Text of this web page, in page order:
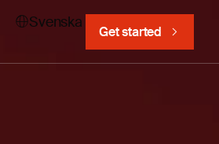
Svenska
Get started